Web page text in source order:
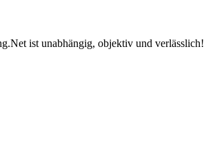
ist unabhängig, objektiv und verlässlich!